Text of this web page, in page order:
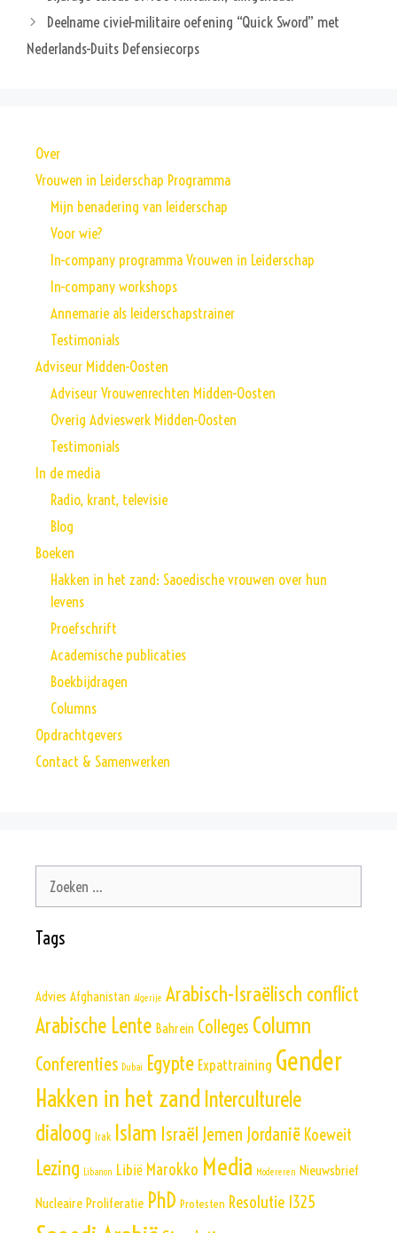
Deelname civiel-militaire oefening “Quick Sword” met
Nederlands-Duits Defensiecorps
Over
Vrouwen in Leiderschap Programma
Mijn benadering van leiderschap
Voor wie?
In-company programma Vrouwen in Leiderschap
In-company workshops
Annemarie als leiderschapstrainer
Testimonials
Adviseur Midden-Oosten
Adviseur Vrouwenrechten Midden-Oosten
Overig Advieswerk Midden-Oosten
Testimonials
In de media
Radio, krant, televisie
Blog
Boeken
Hakken in het zand: Saoedische vrouwen over hun
levens
Proefschrift
Academische publicaties
Boekbijdragen
Columns
Opdrachtgevers
Contact & Samenwerken
naar:
Tags
Advies Afghanistan Algerije Arabisch-Israëlisch conflict
Arabische Lente Bahrein Colleges Column
Conferenties Dubai Egypte Expattraining Gender
Hakken in het zand Interculturele
dialoog Irak Islam Israël Jemen Jordanië Koeweit
Lezing Libanon Libië Marokko Media Modereren Nieuwsbrief
Nucleaire Proliferatie PhD Protesten Resolutie 1325